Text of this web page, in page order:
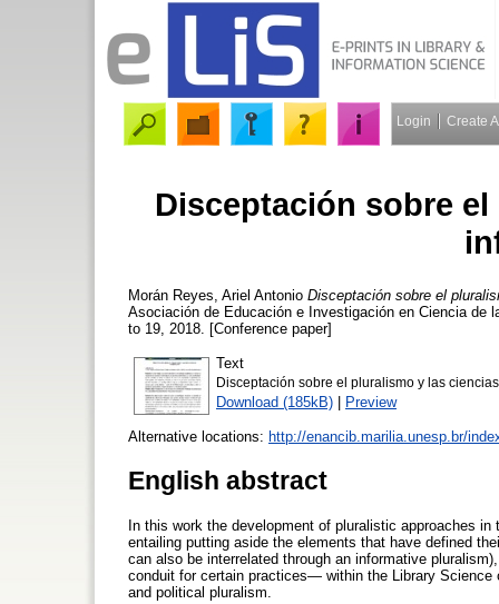
Login Create
Disceptación sobre
Morán Reyes, Ariel Antonio Disceptación sobre el
Asociación de Educación e Investigación en Ciencia de
to 19, 2018. [Conference paper]
Text
Disceptación sobre el pluralismo y las
Download (185kB) | Preview
Alternative locations: http://enancib.marilia.unesp.br/
English abstract
In this work the development of pluralistic approaches
entailing putting aside the elements that have defined
can also be interrelated through an informative
conduit for certain practices— within the Library
and political pluralism.